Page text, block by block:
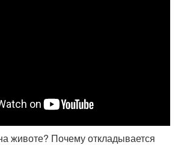
животе? Почему откладывается